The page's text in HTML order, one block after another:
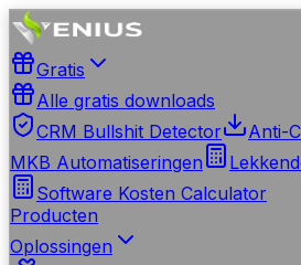
Gratis
Alle gratis downloads
CRM Bullshit Detector
Anti-
MKB Automatiseringen
Software Kosten Calculator
Producten
Oplossingen